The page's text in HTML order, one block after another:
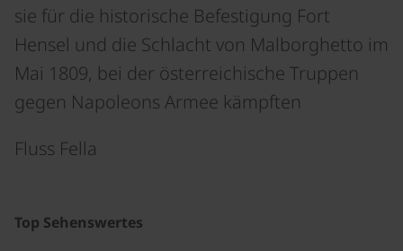
sie für die historische Befestigung Fort
Hensel und die Schlacht von Malborghetto im
Mai 1809, bei der österreichische Truppen
gegen Napoleons Armee kämpften
Fluss Fella
Top Sehenswertes